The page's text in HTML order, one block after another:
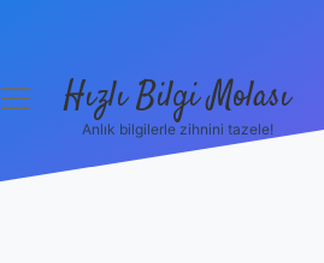
menüyüHızlı Bilgi Molası
Anlık bilgilerle zihnini tazele!